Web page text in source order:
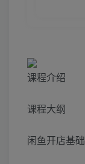
课程介绍
课程大纲
闲鱼开店基